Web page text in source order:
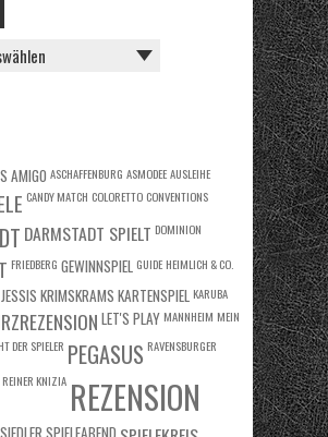
AMIGO ASCHAFFENBURG ASMODEEAUSLEIHE
CANDY MATCH COLORETTO CONVENTIONS
DARMSTADT SPIELT DOMINION
FRIEDBERG GEWINNSPIEL GUIDE HEIMLICH & CO.
JESSIS KRIMSKRAMS KARTENSPIEL KARUBA
LET'S PLAY MANNHEIM MEIN
DER SPIELER PEGASUS RAVENSBURGER
REINER KNIZIA REZENSION
SIEDLER SPIELEABEND